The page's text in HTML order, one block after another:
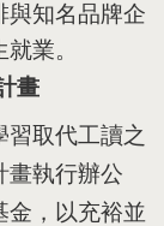
與知名品牌企
業。
畫
取代工讀之
畫執行辦公
金，以充裕並